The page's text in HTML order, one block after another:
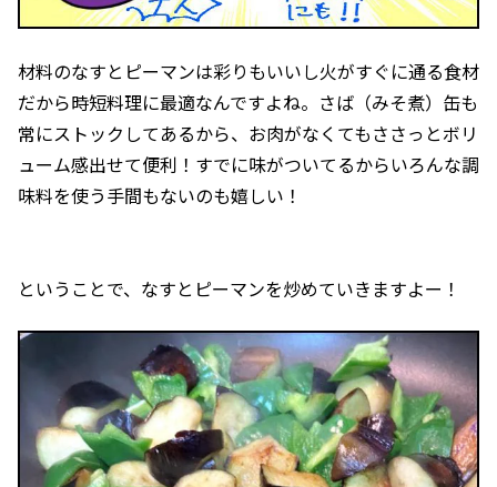
材料のなすとピーマンは彩りもいいし火がすぐに通る食材
だから時短料理に最適なんですよね。さば（みそ煮）缶も
常にストックしてあるから、お肉がなくてもささっとボリ
ューム感出せて便利！すでに味がついてるからいろんな調
味料を使う手間もないのも嬉しい！
ということで、なすとピーマンを炒めていきますよー！